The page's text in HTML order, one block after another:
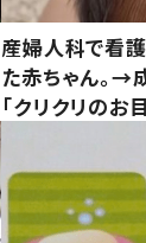
産婦人科で看
た赤ちゃん。→
「クリクリのお